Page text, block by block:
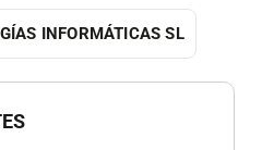
INFORMÁTICAS SL